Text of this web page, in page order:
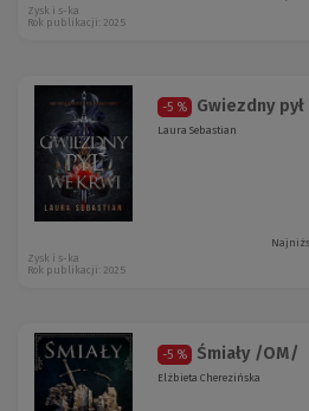
Zysk i s-ka
Rok publikacji: 2025
-5 % Gwiezdny
Laura Sebastian
Zysk i s-ka
Rok publikacji: 2025
-5 % Śmiały /OM/
Elżbieta Cherezińska